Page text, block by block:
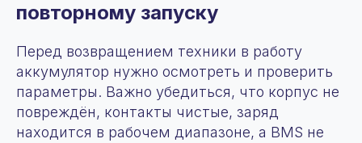
повторному запуску
Перед возвращением техники в работу
аккумулятор нужно осмотреть и проверить
параметры. Важно убедиться, что корпус не
повреждён, контакты чистые, заряд
находится в рабочем диапазоне, а BMS не